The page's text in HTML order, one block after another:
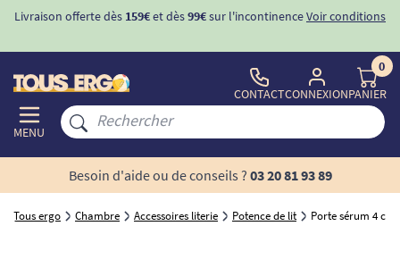
Livraison offerte dès 159€et dès99€sur l'incontinenceVoir conditions
MENU
CONTACTCONNEXION
0
PANIER
Besoin d'aide ou de conseils ? 03 20 81 93 89
Tous ergo Chambre Accessoires literie Potence de lit Porte sérum 4